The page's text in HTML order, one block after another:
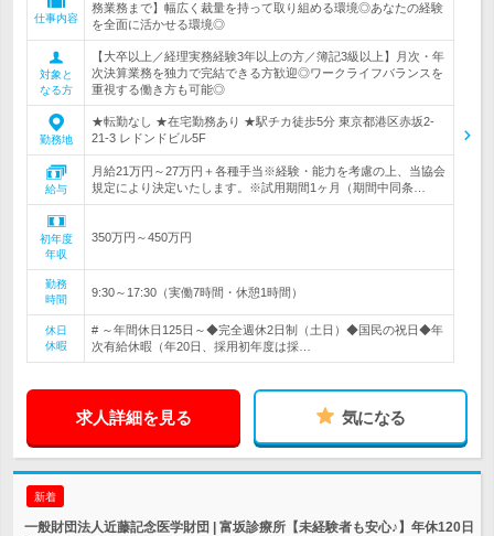
仕事内容
務業務まで】幅広く裁量を持って取り組める環境◎あなたの経験
を全面に活かせる環境◎
対象と
なる方
【大卒以上／経理実務経験3年以上の方／簿記3級以上】月次・年
次決算業務を独力で完結できる方歓迎◎ワークライフバランスを
重視する働き方も可能◎
勤務地
★転勤なし ★在宅勤務あり ★駅チカ徒歩5分 東京都港区赤坂2-
21-3 レドンドビル5F
給与
月給21万円～27万円＋各種手当※経験・能力を考慮の上、当協会
規定により決定いたします。※試用期間1ヶ月（期間中同条…
初年度
年収
350万円～450万円
勤務
時間
9:30～17:30（実働7時間・休憩1時間）
休日
休暇
# ～年間休日125日～◆完全週休2日制（土日）◆国民の祝日◆年
次有給休暇（年20日、採用初年度は採…
求人詳細を見る 気になる
新着
一般財団法人近藤記念医学財団 | 富坂診療所【未経験者も安心♪】年休120日